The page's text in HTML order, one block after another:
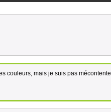
couleurs, mais je suis pas mécontente